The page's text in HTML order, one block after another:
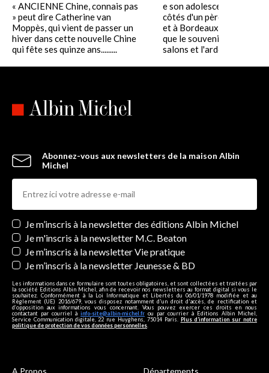
« ANCIENNE Chine, connais pas
» peut dire Catherine van
Moppès, qui vient de passer un
hiver dans cette nouvelle Chine
qui fête ses quinze ans.........
e son adolescence austère
côtés d'un père libéral à
et à Bordeaux, Émilie ne
que le souvenir étouffant
salons et l'ardent......
Abonnez-vous aux newsletters de la maison Albin
Michel
Newsletters
Je m’inscris à la newsletter des éditions Albin Michel
Je m'inscris à la newsletter M.C. Beaton
Je m’inscris à la newsletter Vie pratique
Je m’inscris à la newsletter Jeunesse & BD
Les informations dans ce formulaire sont toutes obligatoires, et sont collectées et traitées par
la société Editions Albin Michel, afin de recevoir nos newsletters au format digital si vous le
souhaitez. Conformément à la Loi Informatique et Libertés du 06/01/1978 modifiée et au
Règlement (UE) 2016/679, vous disposez notamment d'un droit d'accès, de rectification et
d’opposition aux informations vous concernant. Vous pouvez exercer ces droits en nous
contactant par courriel à info-site@albin-michel.fr ou par courrier à Editions Albin Michel,
Service Communication digitale, 22 rue Huyghens, 75014 Paris. Plus d’information sur notre
politique de protection de vos données personnelles.